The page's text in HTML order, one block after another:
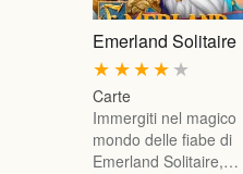
Emerland Solitaire
★
★
★
★
★
Carte
Immergiti nel magico
mondo delle fiabe di
Emerland Solitaire,…